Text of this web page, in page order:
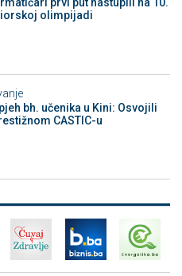
olimpijadi
bh. učenika u Kini: Osvojili
CASTIC-u